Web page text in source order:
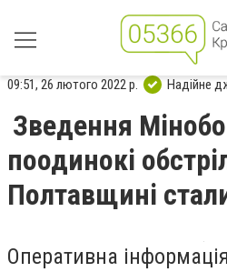
09:51, 26 лютого 2022 р. Надійне
Зведення
поодинокі
Полтавщині
Оперативна